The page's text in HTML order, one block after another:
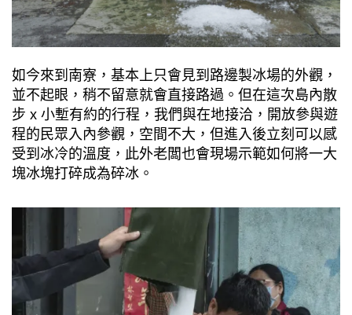
如今來到南寮，基本上只會見到路邊製冰場的外觀，
並不起眼，稍不留意就會直接路過。但在這次島內散
步 x 小塹有約的行程，我們與在地接洽，開放參與遊
程的民眾入內參觀，空間不大，但進入後立刻可以感
受到冰冷的溫度，此外老闆也會現場示範如何將一大
塊冰塊打碎成為碎冰。